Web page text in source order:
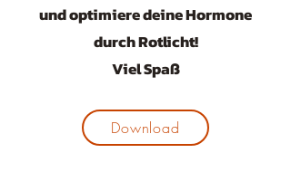
und optimiere deine Hormone
durch Rotlicht!
Viel Spaß
Download